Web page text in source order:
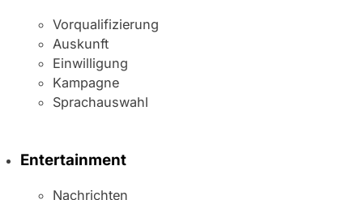
Vorqualifizierung
Auskunft
Einwilligung
Kampagne
Sprachauswahl
Entertainment
Nachrichten